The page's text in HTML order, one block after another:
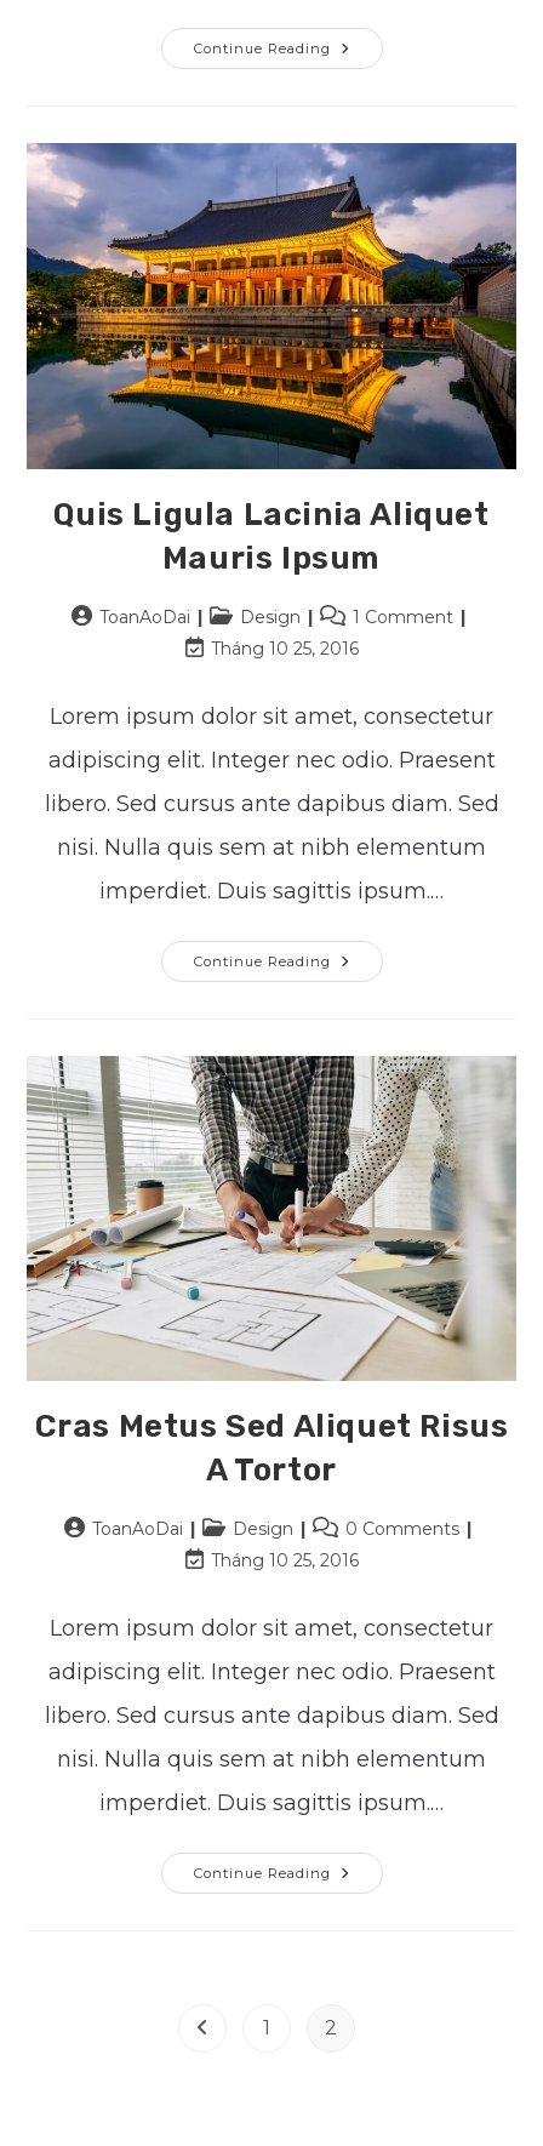
Continue Reading Nulla
Metus
Quis Ligula Lacinia Aliquet
Mauris Ipsum
PostToanAoDai
Post
category:
Design
Post
comments:
1 Comment
PostTháng 10 25, 2016
Lorem ipsum dolor sit amet, consectetur
adipiscing elit. Integer nec odio. Praesent
libero. Sed cursus ante dapibus diam. Sed
nisi. Nulla quis sem at nibh elementum
imperdiet. Duis sagittis ipsum.…
Continue Reading Quis
Ligula
Cras Metus Sed Aliquet Risus
A Tortor
PostToanAoDai
Post
category:
Design
Post
comments:
0 Comments
PostTháng 10 25, 2016
Lorem ipsum dolor sit amet, consectetur
adipiscing elit. Integer nec odio. Praesent
libero. Sed cursus ante dapibus diam. Sed
nisi. Nulla quis sem at nibh elementum
imperdiet. Duis sagittis ipsum.…
Continue Reading Cras
Metus
Go to the previous page
1 2